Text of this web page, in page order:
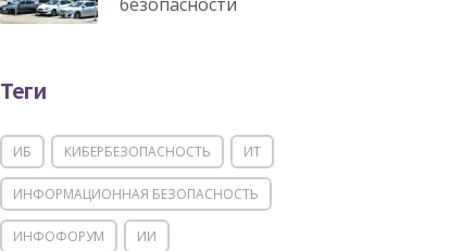
Теги
ИБ КИБЕРБЕЗОПАСНОСТЬ ИТ
ИНФОРМАЦИОННАЯ БЕЗОПАСНОСТЬ
ИНФОФОРУМ ИИ